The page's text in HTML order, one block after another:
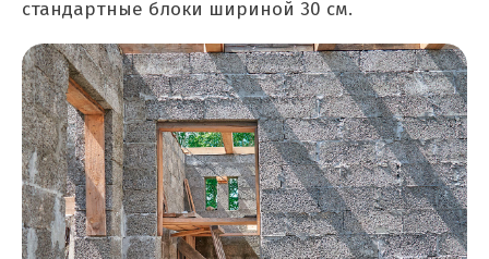
стандартные блоки шириной 30 см.